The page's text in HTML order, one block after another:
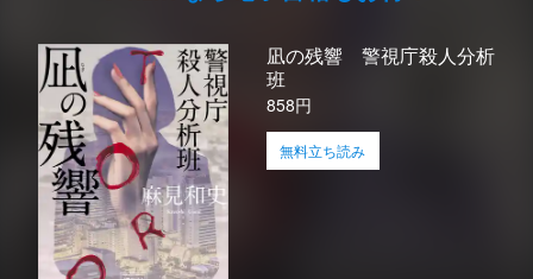
凪の残響 警視庁殺人分析
班
858円
無料立ち読み